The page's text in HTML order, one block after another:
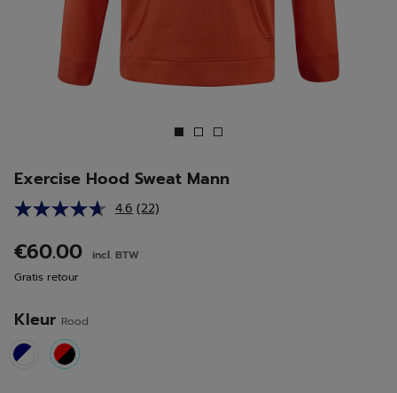
Exercise Hood Sweat Mann
4.6 Lees
Dezelfde
(22)
€60.00
incl. BTW
Gratis retour
Kleur Rood
selected